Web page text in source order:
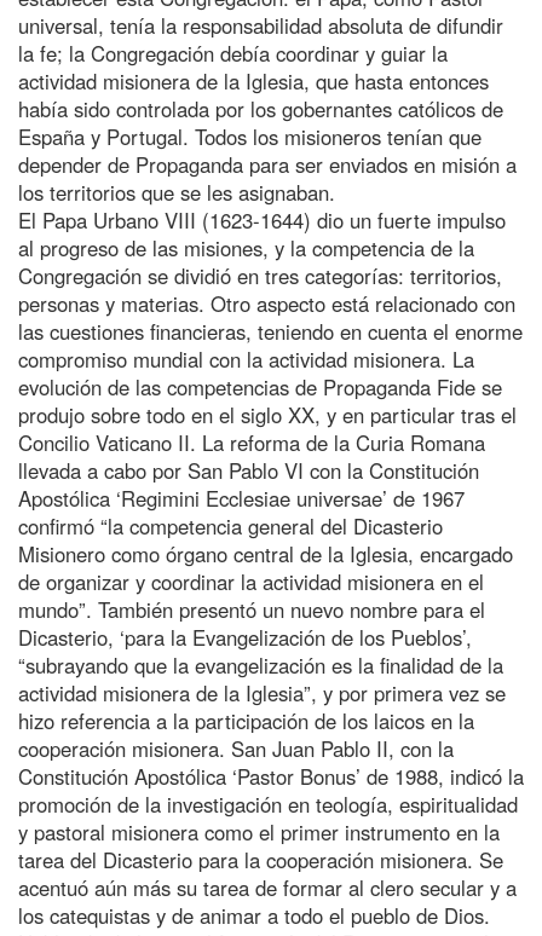
universal, tenía la responsabilidad absoluta de difundir
la fe; la Congregación debía coordinar y guiar la
actividad misionera de la Iglesia, que hasta entonces
había sido controlada por los gobernantes católicos de
España y Portugal. Todos los misioneros tenían que
depender de Propaganda para ser enviados en misión a
los territorios que se les asignaban.
El Papa Urbano VIII (1623-1644) dio un fuerte impulso
al progreso de las misiones, y la competencia de la
Congregación se dividió en tres categorías: territorios,
personas y materias. Otro aspecto está relacionado con
las cuestiones financieras, teniendo en cuenta el enorme
compromiso mundial con la actividad misionera. La
evolución de las competencias de Propaganda Fide se
produjo sobre todo en el siglo XX, y en particular tras el
Concilio Vaticano II. La reforma de la Curia Romana
llevada a cabo por San Pablo VI con la Constitución
Apostólica ‘Regimini Ecclesiae universae’ de 1967
confirmó “la competencia general del Dicasterio
Misionero como órgano central de la Iglesia, encargado
de organizar y coordinar la actividad misionera en el
mundo”. También presentó un nuevo nombre para el
Dicasterio, ‘para la Evangelización de los Pueblos’,
“subrayando que la evangelización es la finalidad de la
actividad misionera de la Iglesia”, y por primera vez se
hizo referencia a la participación de los laicos en la
cooperación misionera. San Juan Pablo II, con la
Constitución Apostólica ‘Pastor Bonus’ de 1988, indicó la
promoción de la investigación en teología, espiritualidad
y pastoral misionera como el primer instrumento en la
tarea del Dicasterio para la cooperación misionera. Se
acentuó aún más su tarea de formar al clero secular y a
los catequistas y de animar a todo el pueblo de Dios.